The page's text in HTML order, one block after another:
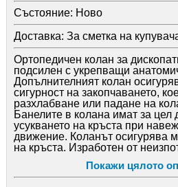
Състояние: Ново
Доставка: За сметка на
Ортопедичен колан за
подсилен с укрепващи
Допълнителният колан
сигурност на закопчаването,
разхлабване или падане на
Банелите в колана имат за цел
усукването на кръста при
движение. Коланът осигурява
на кръста. Изработен от
Този продукт е изключително
кръста, дископатия, дискова
Покажи цялото